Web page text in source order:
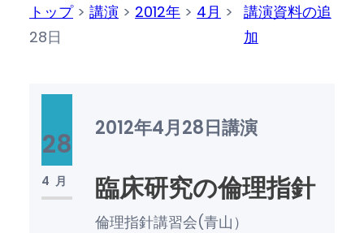
トップ> 講演 > 2012年 > 4月 >
28日
講演資料の追
加
28
4月
2012年4月28日講演
臨床研究の倫理指針
倫理指針講習会(青山）